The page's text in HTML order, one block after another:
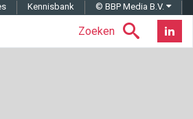
Zoeken
Kennisbank © BBP Media B.V.